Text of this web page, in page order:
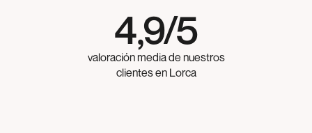
4,9/5
valoración media de nuestros
clientes en Lorca